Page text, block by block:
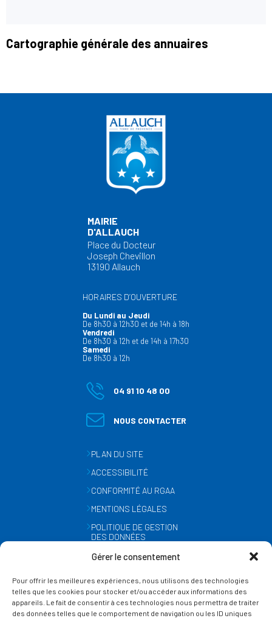
Gérer le consentement
Pour offrir les meilleures expériences, nous utilisons des technologies
telles que les cookies pour stocker et/ou accéder aux informations des
appareils. Le fait de consentir à ces technologies nous permettra de traiter
des données telles que le comportement de navigation ou les ID uniques
Cartographie générale des annuaires
MAIRIE
D'ALLAUCH
Place du Docteur
Joseph Chevillon
13190 Allauch
HORAIRES D’OUVERTURE
Du Lundi au Jeudi
De 8h30 à 12h30 et de 14h à 18h
Vendredi
De 8h30 à 12h et de 14h à 17h30
Samedi
De 8h30 à 12h
04 91 10 48 00
NOUS CONTACTER
PLAN DU SITE
ACCESSIBILITÉ
CONFORMITÉ AU RGAA
MENTIONS LÉGALES
POLITIQUE DE GESTION
DES DONNÉES
GESTION DES COOKIES